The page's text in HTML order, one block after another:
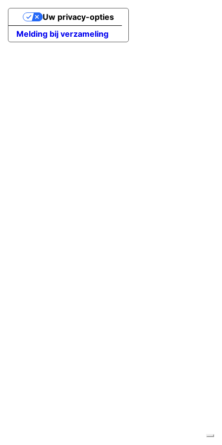
Melding bij verzameling
Uw privacy-opties